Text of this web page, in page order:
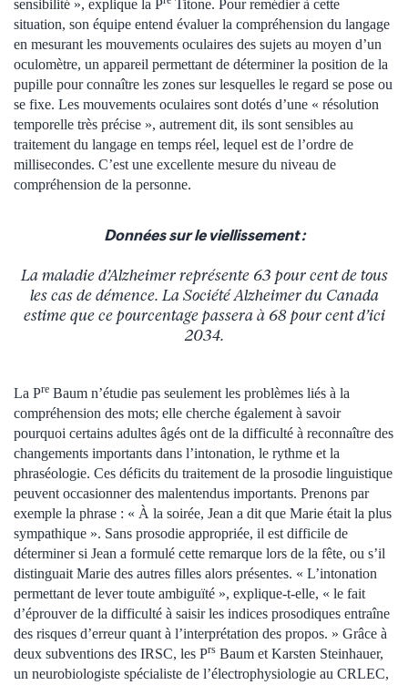
sensibilité », explique la P
Titone. Pour remédier à cette
situation, son équipe entend évaluer la compréhension du langage
en mesurant les mouvements oculaires des sujets au moyen d’un
oculomètre, un appareil permettant de déterminer la position de la
pupille pour connaître les zones sur lesquelles le regard se pose ou
se fixe. Les mouvements oculaires sont dotés d’une « résolution
temporelle très précise », autrement dit, ils sont sensibles au
traitement du langage en temps réel, lequel est de l’ordre de
millisecondes. C’est une excellente mesure du niveau de
compréhension de la personne.
Données sur le viellissement :
La maladie d’Alzheimer représente 63 pour cent de tous
les cas de démence. La Société Alzheimer du Canada
estime que ce pourcentage passera à 68 pour cent d’ici
2034.
La Pre Baum n’étudie pas seulement les problèmes liés à la
compréhension des mots; elle cherche également à savoir
pourquoi certains adultes âgés ont de la difficulté à reconnaître des
changements importants dans l’intonation, le rythme et la
phraséologie. Ces déficits du traitement de la prosodie linguistique
peuvent occasionner des malentendus importants. Prenons par
exemple la phrase : « À la soirée, Jean a dit que Marie était la plus
sympathique ». Sans prosodie appropriée, il est difficile de
déterminer si Jean a formulé cette remarque lors de la fête, ou s’il
distinguait Marie des autres filles alors présentes. « L’intonation
permettant de lever toute ambiguïté », explique-t-elle, « le fait
d’éprouver de la difficulté à saisir les indices prosodiques entraîne
des risques d’erreur quant à l’interprétation des propos. » Grâce à
deux subventions des IRSC, les Prs Baum et Karsten Steinhauer,
un neurobiologiste spécialiste de l’électrophysiologie au CRLEC,